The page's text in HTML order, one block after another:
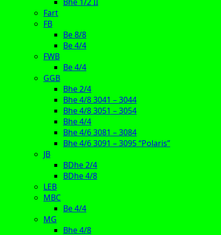
Fart
FB
Be 8/8
Be 4/4
FWB
Be 4/4
GGB
Bhe 2/4
Bhe 4/8 3041 – 3044
Bhe 4/8 3051 – 3054
Bhe 4/4
Bhe 4/6 3081 – 3084
Bhe 4/6 3091 – 3095 “Polaris”
JB
BDhe 2/4
BDhe 4/8
LEB
MBC
Be 4/4
MG
Bhe 4/8